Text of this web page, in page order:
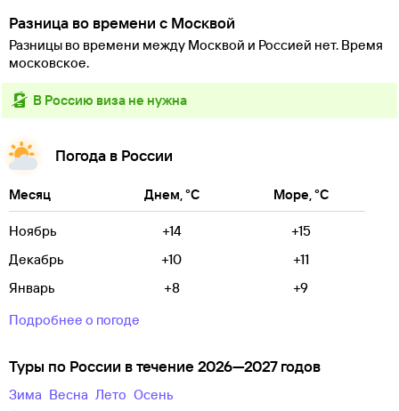
Разница во времени с Москвой
Разницы во времени между Москвой и Россией нет. Время
московское.
в Россию виза не нужна
Погода в России
Месяц Днем, °C Море, °C
Ноябрь +14
+15
Декабрь
+10
+11
Январь
+8
+9
Подробнее о погоде
Туры по России в течение 2026—2027 годов
зима весна лето
осень